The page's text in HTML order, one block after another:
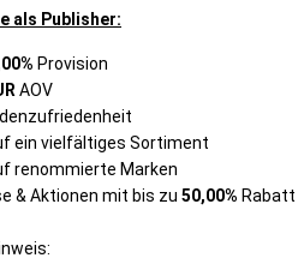
als Publisher:
Provision
AOV
ein vielfältiges Sortiment
renommierte Marken
& Aktionen mit bis zu 50,00% Rabatt